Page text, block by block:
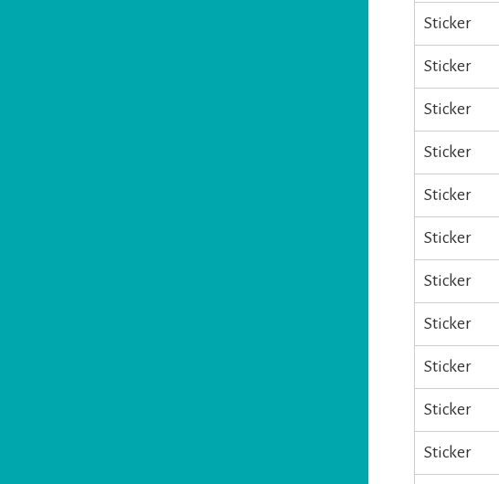
Sticker
Sticker
Sticker
Sticker
Sticker
Sticker
Sticker
Sticker
Sticker
Sticker
Sticker